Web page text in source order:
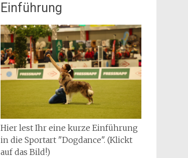
Einführung
Hier lest Ihr eine kurze Einführung
in die Sportart "Dogdance". (Klickt
auf das Bild!)